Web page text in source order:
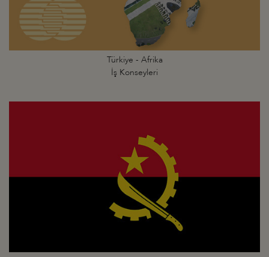
Türkiye - Afrika
İş Konseyleri